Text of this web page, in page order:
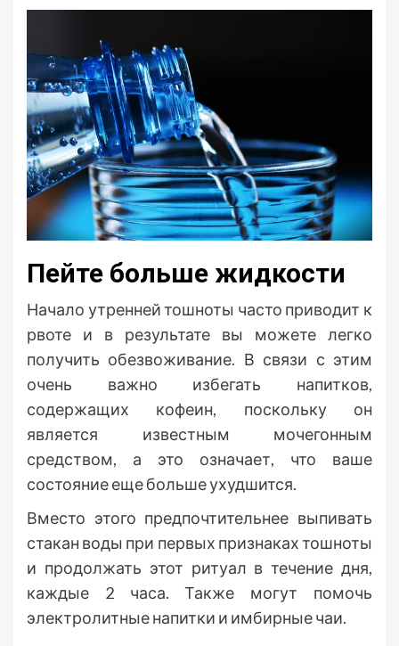
Пейте больше жидкости
Начало утренней тошноты часто приводит к
рвоте и в результате вы можете легко
получить обезвоживание. В связи с этим
очень важно избегать напитков,
содержащих кофеин, поскольку он
является известным мочегонным
средством, а это означает, что ваше
состояние еще больше ухудшится.
Вместо этого предпочтительнее выпивать
стакан воды при первых признаках тошноты
и продолжать этот ритуал в течение дня,
каждые 2 часа. Также могут помочь
электролитные напитки и имбирные чаи.